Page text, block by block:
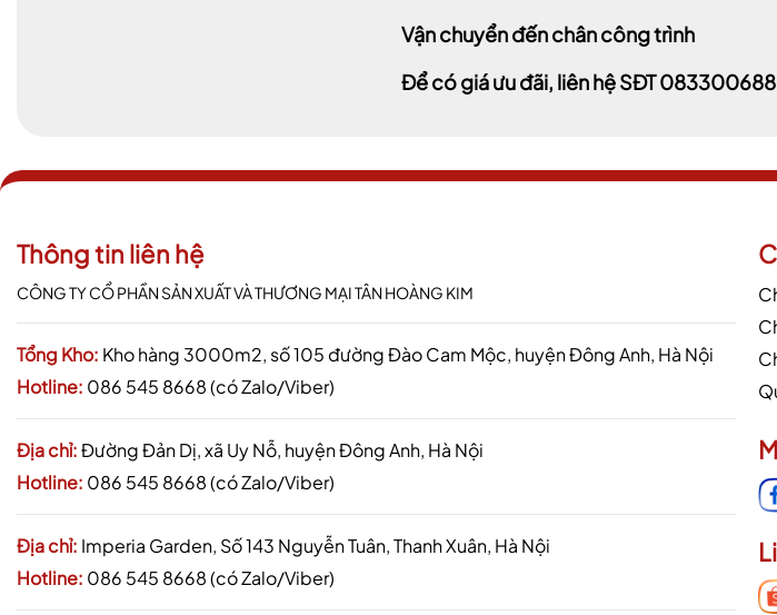
Vận chuyển đến chân công trình
Để có giá ưu đãi, liên hệ SĐT
Thông tin liên hệ
CÔNG TY CỔ PHẦN SẢN XUẤT VÀ THƯƠNG MẠI TÂN HOÀNG KIM
Tổng Kho: Kho hàng 3000m2, số 105 đường Đào Cam Mộc, huyện Đông Anh, Hà Nội
Hotline: 086 545 8668 (có Zalo/Viber)
Địa chỉ:Đường Đản Dị, xã Uy Nỗ, huyện Đông Anh, Hà Nội
Hotline: 086 545 8668 (có Zalo/Viber)
Địa chỉ: Imperia Garden, Số 143 Nguyễn Tuân, Thanh Xuân, Hà Nội
Hotline: 086 545 8668 (có Zalo/Viber)